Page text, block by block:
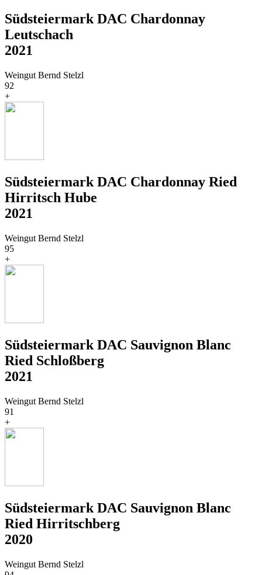
Südsteiermark DAC Chardonnay
Leutschach
2021
Weingut Bernd Stelzl
92
+
Südsteiermark DAC Chardonnay Ried
Hirritsch Hube
2021
Weingut Bernd Stelzl
95
+
Südsteiermark DAC Sauvignon Blanc
Ried Schloßberg
2021
Weingut Bernd Stelzl
91
+
Südsteiermark DAC Sauvignon Blanc
Ried Hirritschberg
2020
Weingut Bernd Stelzl